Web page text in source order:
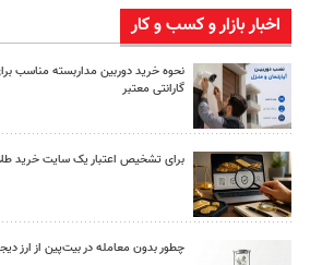
اخبار بازار و کسب و کار
نحوه خرید دوربین مداربسته مناسب
گارانتی معتبر
برای تشخیص اعتبار یک سایت خرید
چطور بدون معامله در بیت‌پین از ارز